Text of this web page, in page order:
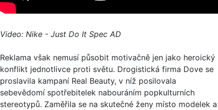
Video: Nike - Just Do It Spec AD
Reklama však nemusí působit motivačně jen jako heroický
konflikt jednotlivce proti světu. Drogistická firma Dove se
proslavila kampaní Real Beauty, v níž posilovala
sebevědomí spotřebitelek nabouráním popkulturních
stereotypů. Zaměřila se na skutečné ženy místo modelek a